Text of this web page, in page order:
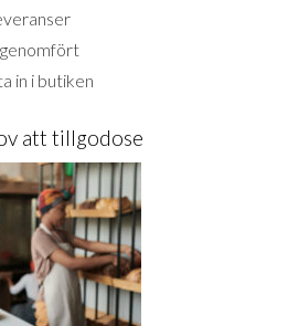
in i butiken
att tillgodose